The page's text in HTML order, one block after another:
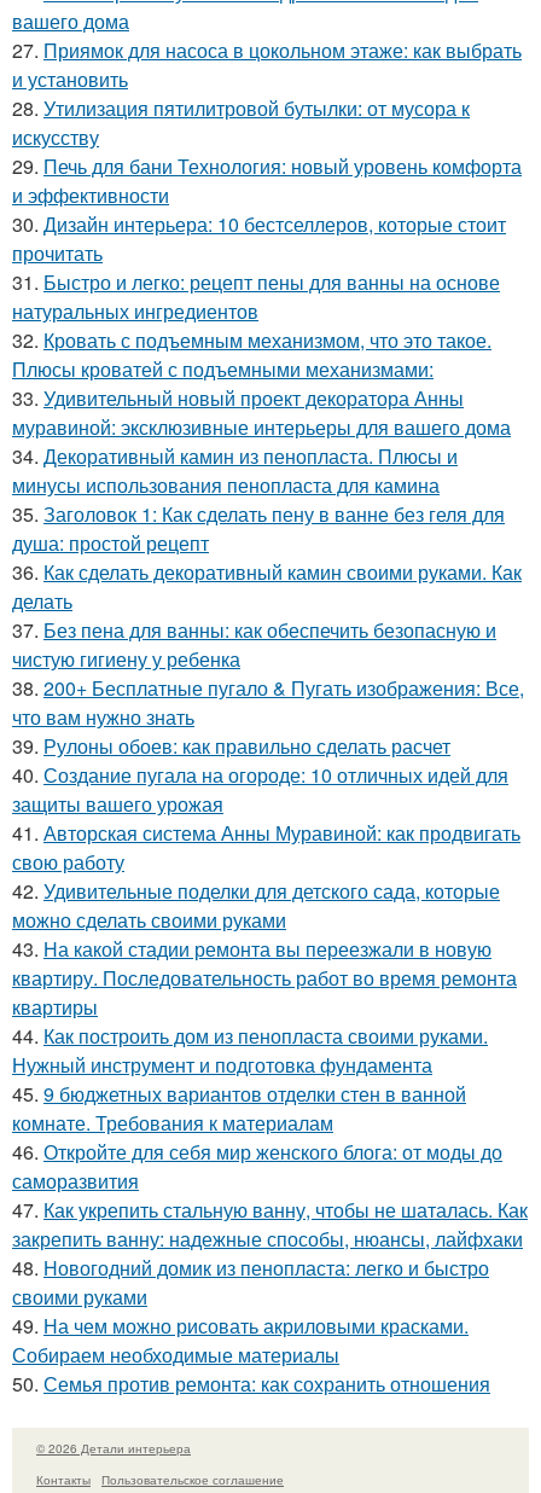
вашего дома
27. Приямок для насоса в цокольном этаже: как выбрать
и установить
28. Утилизация пятилитровой бутылки: от мусора к
искусству
29. Печь для бани Технология: новый уровень комфорта
и эффективности
30. Дизайн интерьера: 10 бестселлеров, которые стоит
прочитать
31. Быстро и легко: рецепт пены для ванны на основе
натуральных ингредиентов
32. Кровать с подъемным механизмом, что это такое.
Плюсы кроватей с подъемными механизмами:
33. Удивительный новый проект декоратора Анны
муравиной: эксклюзивные интерьеры для вашего дома
34. Декоративный камин из пенопласта. Плюсы и
минусы использования пенопласта для камина
35. Заголовок 1: Как сделать пену в ванне без геля для
душа: простой рецепт
36. Как сделать декоративный камин своими руками. Как
делать
37. Без пена для ванны: как обеспечить безопасную и
чистую гигиену у ребенка
38. 200+ Бесплатные пугало & Пугать изображения: Все,
что вам нужно знать
39. Рулоны обоев: как правильно сделать расчет
40. Создание пугала на огороде: 10 отличных идей для
защиты вашего урожая
41. Авторская система Анны Муравиной: как продвигать
свою работу
42. Удивительные поделки для детского сада, которые
можно сделать своими руками
43. На какой стадии ремонта вы переезжали в новую
квартиру. Последовательность работ во время ремонта
квартиры
44. Как построить дом из пенопласта своими руками.
Нужный инструмент и подготовка фундамента
45. 9 бюджетных вариантов отделки стен в ванной
комнате. Требования к материалам
46. Откройте для себя мир женского блога: от моды до
саморазвития
47. Как укрепить стальную ванну, чтобы не шаталась. Как
закрепить ванну: надежные способы, нюансы, лайфхаки
48. Новогодний домик из пенопласта: легко и быстро
своими руками
49. На чем можно рисовать акриловыми красками.
Собираем необходимые материалы
50. Семья против ремонта: как сохранить отношения
© 2026 Детали интерьера
Контакты
Пользовательское соглашение